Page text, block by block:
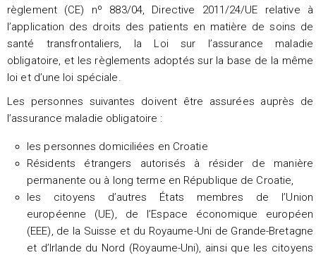
règlement (CE) nº 883/04, Directive 2011/24/UE relative à
l’application des droits des patients en matière de soins de
santé transfrontaliers, la Loi sur l’assurance maladie
obligatoire, et les règlements adoptés sur la base de la même
loi et d’une loi spéciale.
Les personnes suivantes doivent être assurées auprès de
l’assurance maladie obligatoire :
les personnes domiciliées en Croatie
Résidents étrangers autorisés à résider de manière
permanente ou à long terme en République de Croatie,
les citoyens d’autres États membres de l’Union
européenne (UE), de l’Espace économique européen
(EEE), de la Suisse et du Royaume-Uni de Grande-Bretagne
et d’Irlande du Nord (Royaume-Uni), ainsi que les citoyens